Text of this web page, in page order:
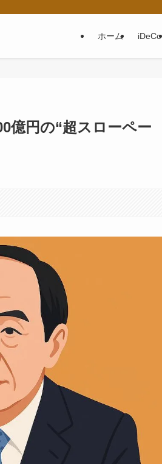
ホーム iDeCo
億円の“超スローペー